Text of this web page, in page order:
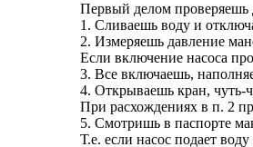
Первый делом проверяешь
1. Сливаешь воду и
2. Измеряешь давление
Если включение насоса
3. Все включаешь,
4. Открываешь кран, чуть-
При расхождениях в п. 2
5. Смотришь в паспорте
Т.е. если насос подает